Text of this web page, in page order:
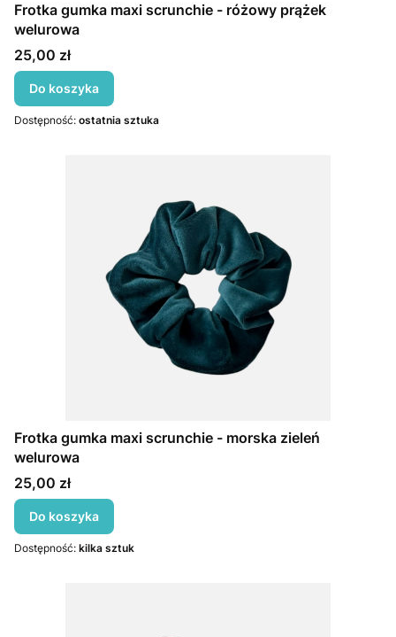
Frotka gumka maxi scrunchie - różowy prążek
welurowa
Cena
25,00 zł
Do koszyka
Dostępność: ostatnia sztuka
Frotka gumka maxi scrunchie - morska zieleń
welurowa
Cena
25,00 zł
Do koszyka
Dostępność: kilka sztuk